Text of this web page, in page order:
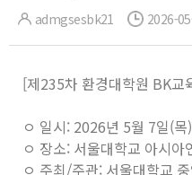
admgsesbk21 2026-
[제235차 환경대학원 BK교
ㅇ 일시: 2026년 5월 7일(
ㅇ 장소: 서울대학교 아시아
ㅇ 주최/주관: 서울대학교